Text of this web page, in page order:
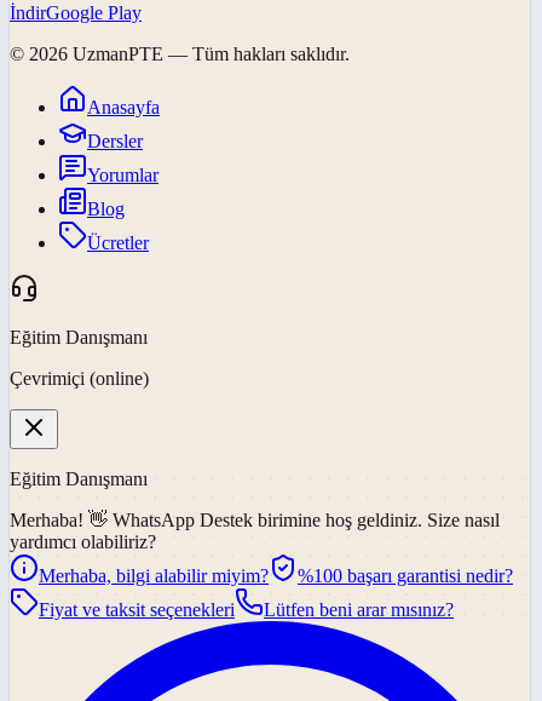
İndirGoogle Play
© 2026 UzmanPTE — Tüm hakları saklıdır.
Anasayfa
Dersler
Yorumlar
Blog
Ücretler
Eğitim Danışmanı
Çevrimiçi (online)
Eğitim Danışmanı
Merhaba! 👋 WhatsApp Destek birimine hoş geldiniz. Size nasıl
yardımcı olabiliriz?
Merhaba, bilgi alabilir miyim?
%100 başarı garantisi nedir?
Fiyat ve taksit seçenekleri
Lütfen beni arar mısınız?